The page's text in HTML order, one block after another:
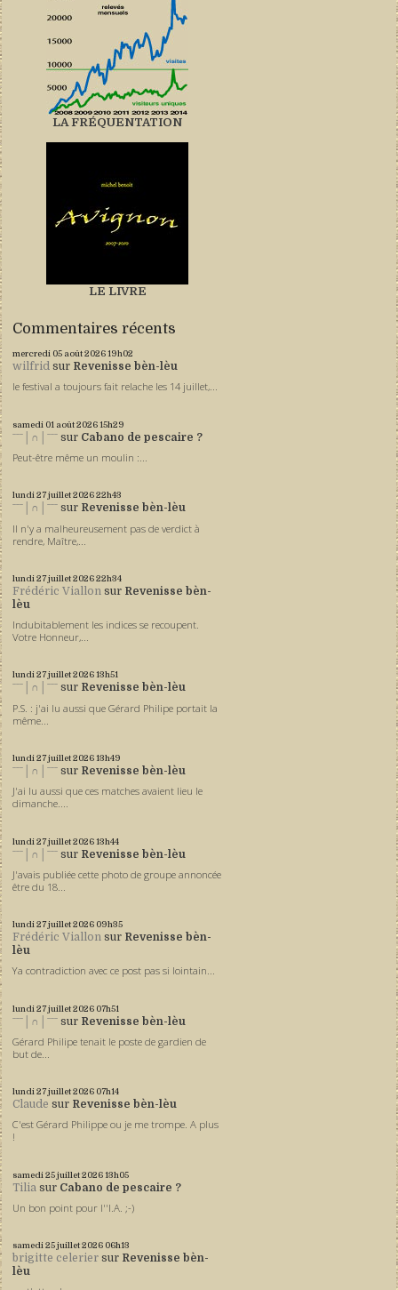
LA FRÉQUENTATION
LE LIVRE
Commentaires récents
mercredi 05 août 202619h02
wilfrid sur Revenisse bèn-lèu
le festival a toujours fait relache les 14 juillet,...
samedi 01 août 202615h29
ˉˉˉ│∩│ˉˉˉ sur Cabano de pescaire ?
Peut-être même un moulin :...
lundi 27juillet 202622h43
ˉˉˉ│∩│ˉˉˉ sur Revenisse bèn-lèu
Il n'y a malheureusement pas de verdict à
rendre, Maître,...
lundi 27juillet 202622h34
Frédéric Viallon sur Revenisse bèn-
lèu
Indubitablement les indices se recoupent.
Votre Honneur,...
lundi 27juillet 202613h51
ˉˉˉ│∩│ˉˉˉ sur Revenisse bèn-lèu
P.S. : j'ai lu aussi que Gérard Philipe portait la
même...
lundi 27juillet 202613h49
ˉˉˉ│∩│ˉˉˉ sur Revenisse bèn-lèu
J'ai lu aussi que ces matches avaient lieu le
dimanche....
lundi 27juillet 202613h44
ˉˉˉ│∩│ˉˉˉ sur Revenisse bèn-lèu
J'avais publiée cette photo de groupe annoncée
être du 18...
lundi 27juillet 2026 09h35
Frédéric Viallon sur Revenisse bèn-
lèu
Ya contradiction avec ce post pas si lointain...
lundi 27juillet 2026 07h51
ˉˉˉ│∩│ˉˉˉ sur Revenisse bèn-lèu
Gérard Philipe tenait le poste de gardien de
but de...
lundi 27juillet 2026 07h14
Claude sur Revenisse bèn-lèu
C'est Gérard Philippe ou je me trompe. A plus
!
samedi 25juillet 202613h05
Tilia sur Cabano de pescaire ?
Un bon point pour l''I.A. ;-)
samedi 25juillet 2026 06h13
brigitte celerier sur Revenisse bèn-
lèu